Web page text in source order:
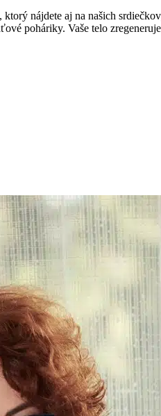
nájdete aj na našich
poháriky. Vaše telo